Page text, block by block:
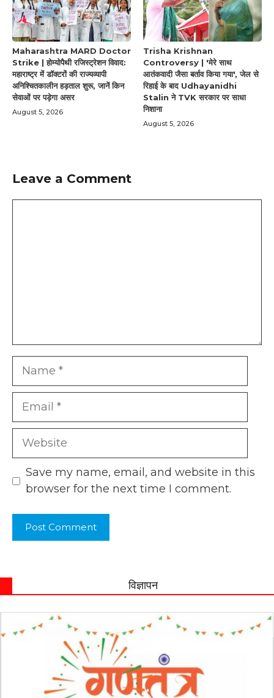
Maharashtra MARD Doctor
Strike | होम्योपैथी रजिस्ट्रेशन विवाद:
महाराष्ट्र में डॉक्टरों की राज्यव्यापी
अनिश्चितकालीन हड़ताल शुरू, जानें किन
सेवाओं पर पड़ेगा असर
August 5, 2026
Trisha Krishnan
Controversy | 'मेरे साथ
आतंकवादी जैसा बर्ताव किया गया', जेल से
रिहाई के बाद Udhayanidhi
Stalin ने TVK सरकार पर साधा
निशाना
August 5, 2026
Leave a Comment
Name
Email
Website
Save my name, email, and website in this
browser for the next time I comment.
विज्ञापन